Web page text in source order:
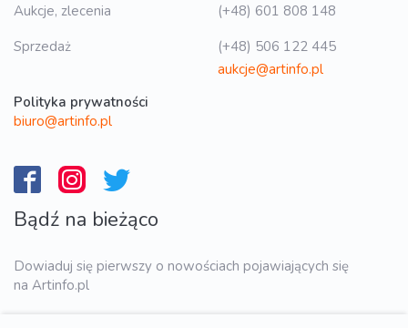
Aukcje, zlecenia
(+48) 601 808 148
Sprzedaż
(+48) 506 122 445
aukcje@artinfo.pl
Polityka prywatności
biuro@artinfo.pl
Bądź na bieżąco
Dowiaduj się pierwszy o nowościach pojawiających się
na Artinfo.pl